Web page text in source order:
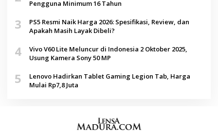
Pengguna Minimum 16 Tahun
3
PS5 Resmi Naik Harga 2026: Spesifikasi, Review, dan
Apakah Masih Layak Dibeli?
4
Vivo V60 Lite Meluncur di Indonesia 2 Oktober 2025,
Usung Kamera Sony 50 MP
5
Lenovo Hadirkan Tablet Gaming Legion Tab, Harga
Mulai Rp7,8 Juta